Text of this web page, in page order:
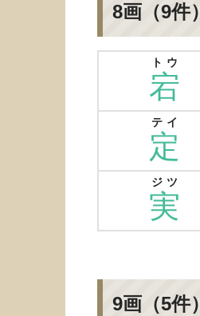
8画（9件）
宕
トウ
定
テイ
実
ジツ
9画（5件）